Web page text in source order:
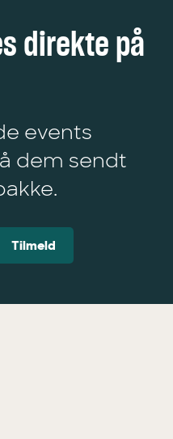
direkte på
events
dem sendt